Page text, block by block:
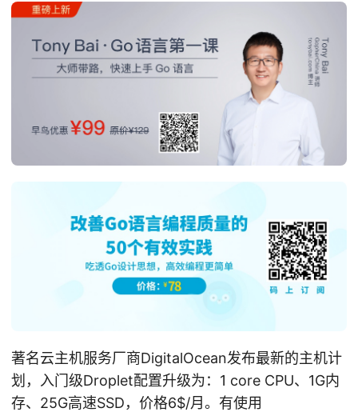
著名云主机服务厂商DigitalOcean发布最新的主机计
划，入门级Droplet配置升级为：1 core CPU、1G内
存、25G高速SSD，价格6$/月。有使用